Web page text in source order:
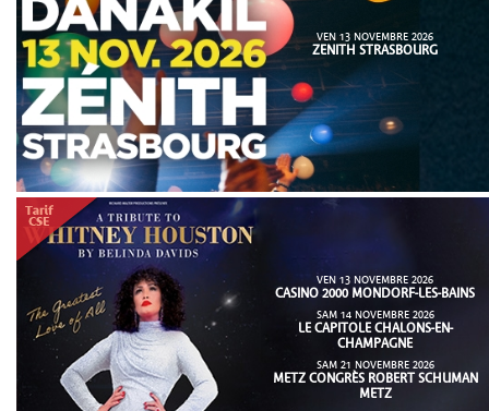
VEN 13 NOVEMBRE 2026
ZENITH STRASBOURG
VEN 13 NOVEMBRE 2026
CASINO 2000 MONDORF-LES-BAINS
SAM 14 NOVEMBRE 2026
LE CAPITOLE CHALONS-EN-
CHAMPAGNE
SAM 21 NOVEMBRE 2026
METZ CONGRÈS ROBERT SCHUMAN
METZ